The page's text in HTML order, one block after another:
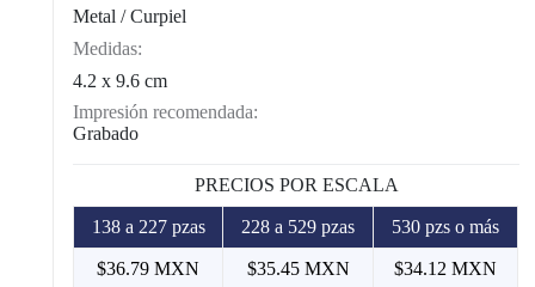
Metal / Curpiel
Medidas:
4.2 x 9.6 cm
Impresión recomendada:
Grabado
PRECIOS POR ESCALA
138 a 227 pzas 228 a 529 pzas 530 pzs o más
$36.79 MXN $35.45 MXN $34.12 MXN